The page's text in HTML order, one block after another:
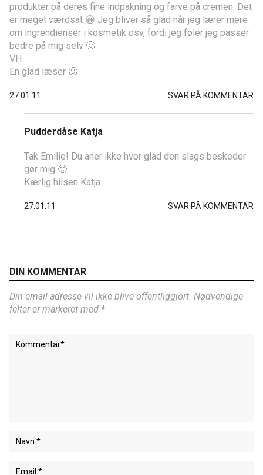
produkter på deres fine indpakning og farve på cremen. Det
er meget værdsat 😀 Jeg bliver så glad når jeg lærer mere
om ingrendienser i kosmetik osv, fordi jeg føler jeg passer
bedre på mig selv 🙂
VH
En glad læser 🙂
27.01.11 SVAR PÅ KOMMENTAR
Pudderdåse Katja
Tak Emilie! Du aner ikke hvor glad den slags beskeder
gør mig 🙂
Kærlig hilsen Katja
27.01.11 SVAR PÅ KOMMENTAR
DIN KOMMENTAR
Din email adresse vil ikke blive offentliggjort. Nødvendige
felter er markeret med *